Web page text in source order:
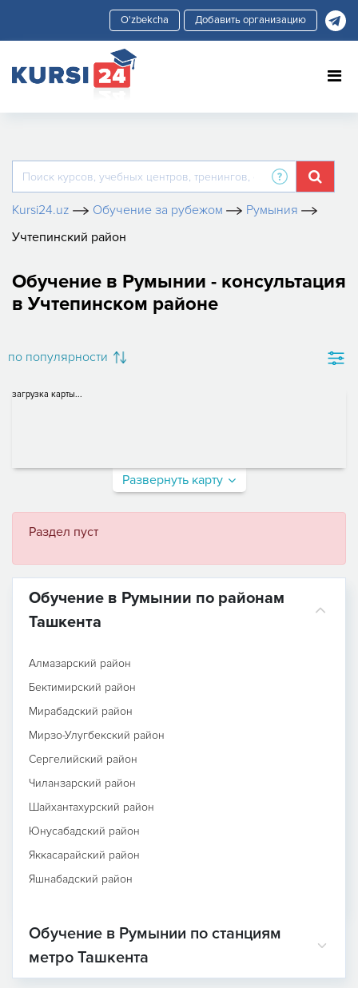
Добавить организацию
Kursi24.uz Обучение за рубежом
Румыния
Учтепинский район
Обучение в Румынии - консультация
в Учтепинском районе
по популярности
загрузка карты...
Развернуть карту
Раздел пуст
Обучение в Румынии по районам
Ташкента
Алмазарский район
Бектимирский район
Мирабадский район
Мирзо-Улугбекский район
Сергелийский район
Чиланзарский район
Шайхантахурский район
Юнусабадский район
Яккасарайский район
Яшнабадский район
Обучение в Румынии по станциям
метро Ташкента